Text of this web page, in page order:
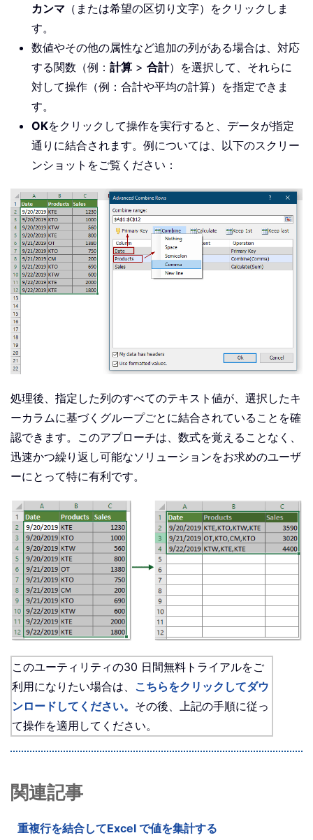
カンマ （または希望の区切り文字）をクリックしま
す。
数値やその他の属性など追加の列がある場合は、対応
する関数（例： 計算 > 合計）を選択して、それらに
対して操作（例：合計や平均の計算）を指定できま
す。
OKをクリックして操作を実行すると、データが指定
通りに結合されます。例については、以下のスクリー
ンショットをご覧ください：
処理後、指定した列のすべてのテキスト値が、選択したキ
ーカラムに基づくグループごとに結合されていることを確
認できます。このアプローチは、数式を覚えることなく、
迅速かつ繰り返し可能なソリューションをお求めのユーザ
ーにとって特に有利です。
このユーティリティの30 日間無料トライアルをご
利用になりたい場合は、 こちらをクリックしてダウ
ンロードしてください。 その後、上記の手順に従っ
て操作を適用してください。
関連記事
重複行を結合してExcel で値を集計する